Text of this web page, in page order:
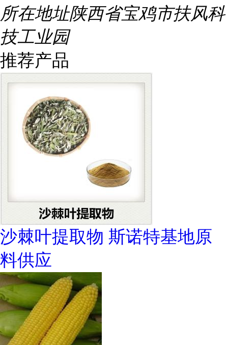
所在地址陕西省宝鸡市扶风科
技工业园
推荐产品
沙棘叶提取物 斯诺特基地原
料供应